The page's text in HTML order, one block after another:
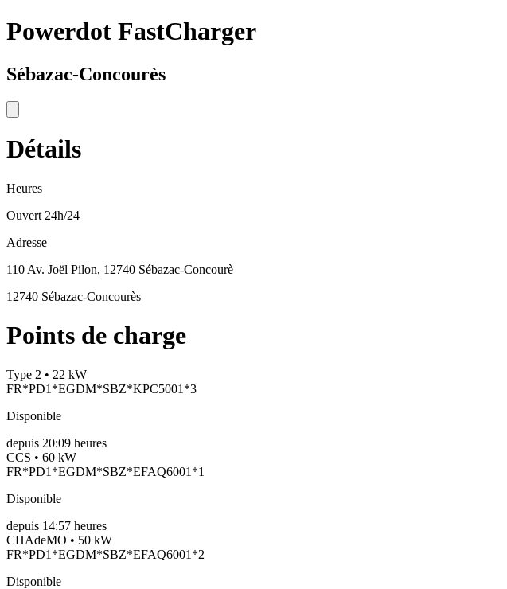
Powerdot FastCharger
Sébazac-Concourès
Détails
Heures
Ouvert 24h/24
Adresse
110 Av. Joël Pilon, 12740 Sébazac-Concourè
12740 Sébazac-Concourès
Points de charge
Type 2 • 22 kW
FR*PD1*EGDM*SBZ*KPC5001*3
Disponible
depuis 20:09 heures
CCS • 60 kW
FR*PD1*EGDM*SBZ*EFAQ6001*1
Disponible
depuis 14:57 heures
CHAdeMO • 50 kW
FR*PD1*EGDM*SBZ*EFAQ6001*2
Disponible